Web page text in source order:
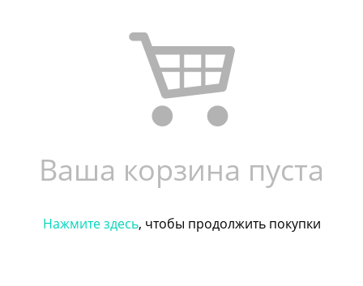
Ваша корзина пуста
Нажмите здесь, чтобы продолжить покупки